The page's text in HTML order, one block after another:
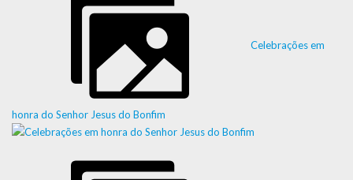
Celebrações em
honra do Senhor Jesus do Bonfim